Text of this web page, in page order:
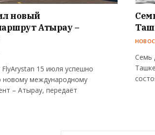
новый
Атырау –
FlyArystan 15 июля успешно
новому международному
– Атырау, передаёт
Семь